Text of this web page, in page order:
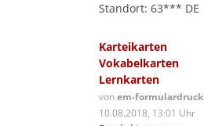
Standort: 63*** DE
Karteikarten
Vokabelkarten
Lernkarten
vonem-formulardruck
10.08.2018, 13:01 Uhr